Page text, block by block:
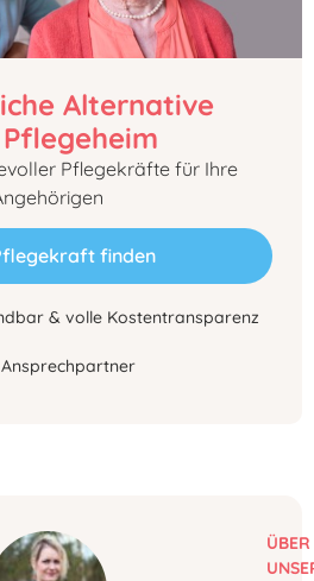
Alternative
Pflegekräfte für Ihre
finden
& volle Kostentransparenz
ÜBER